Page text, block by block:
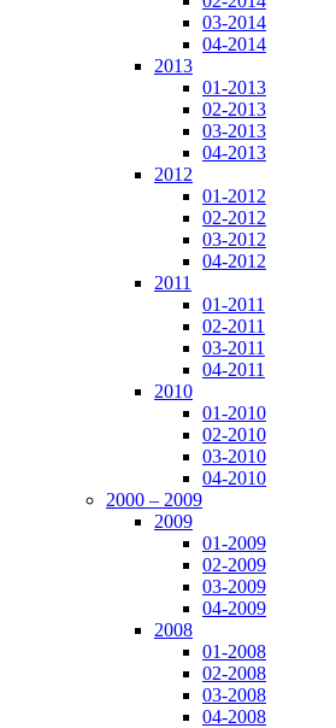
03-2014
04-2014
2013
01-2013
02-2013
03-2013
04-2013
2012
01-2012
02-2012
03-2012
04-2012
2011
01-2011
02-2011
03-2011
04-2011
2010
01-2010
02-2010
03-2010
04-2010
2000 – 2009
2009
01-2009
02-2009
03-2009
04-2009
2008
01-2008
02-2008
03-2008
04-2008